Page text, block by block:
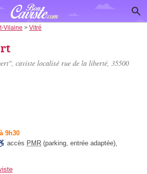
Vilaine > Vitré
caviste localisé rue de la liberté, 35500
9h30
accès PMR (parking, entrée adaptée),